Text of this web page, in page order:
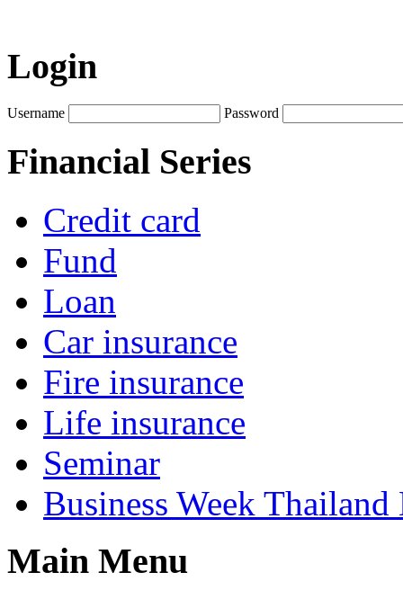
Login
Username Password
Financial Series
Credit card
Fund
Loan
Car insurance
Fire insurance
Life insurance
Seminar
Business Week Thailand
Main Menu